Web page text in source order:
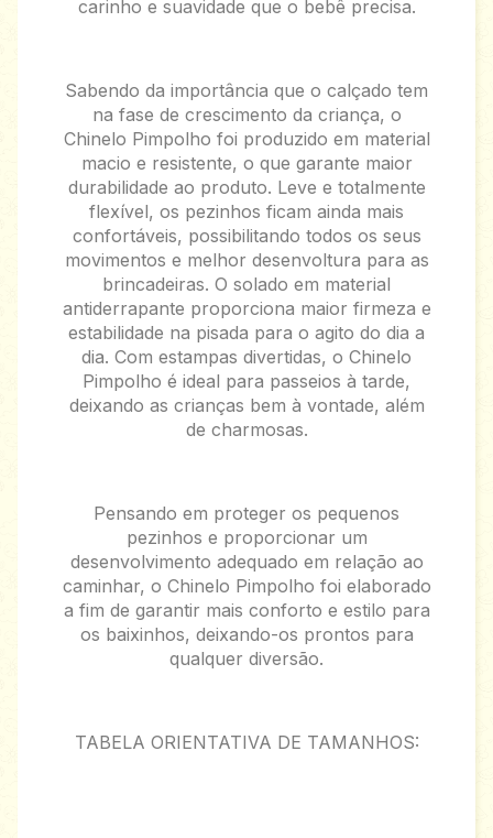
carinho e suavidade que o bebê precisa.
Sabendo da importância que o calçado tem
na fase de crescimento da criança, o
Chinelo Pimpolho foi produzido em material
macio e resistente, o que garante maior
durabilidade ao produto. Leve e totalmente
flexível, os pezinhos ficam ainda mais
confortáveis, possibilitando todos os seus
movimentos e melhor desenvoltura para as
brincadeiras. O solado em material
antiderrapante proporciona maior firmeza e
estabilidade na pisada para o agito do dia a
dia. Com estampas divertidas, o Chinelo
Pimpolho é ideal para passeios à tarde,
deixando as crianças bem à vontade, além
de charmosas.
Pensando em proteger os pequenos
pezinhos e proporcionar um
desenvolvimento adequado em relação ao
caminhar, o Chinelo Pimpolho foi elaborado
a fim de garantir mais conforto e estilo para
os baixinhos, deixando-os prontos para
qualquer diversão.
TABELA ORIENTATIVA DE TAMANHOS: